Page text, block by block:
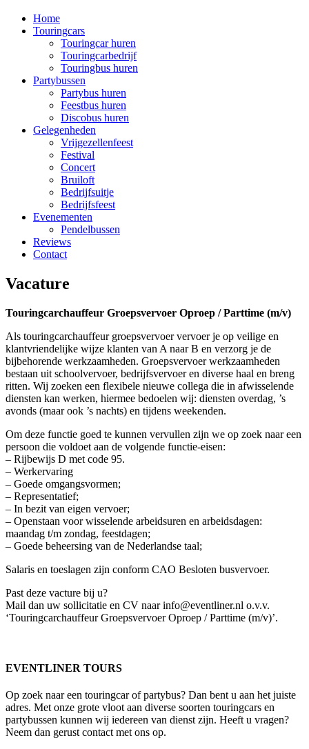
Home
Touringcars
Touringcar huren
Touringcarbedrijf
Touringbus huren
Partybussen
Partybus huren
Feestbus huren
Discobus huren
Gelegenheden
Vrijgezellenfeest
Festival
Concert
Bruiloft
Bedrijfsuitje
Bedrijfsfeest
Evenementen
Pendelbussen
Reviews
Contact
Vacature
Touringcarchauffeur Groepsvervoer Oproep / Parttime (m/v)
Als touringcarchauffeur groepsvervoer vervoer je op veilige en
klantvriendelijke wijze klanten van A naar B en verzorg je de
bijbehorende werkzaamheden. Groepsvervoer werkzaamheden
bestaan uit schoolvervoer, bedrijfsvervoer en diverse haal en breng
ritten. Wij zoeken een flexibele nieuwe collega die in afwisselende
diensten kan werken, hiermee bedoelen wij: diensten overdag, ’s
avonds (maar ook ’s nachts) en tijdens weekenden.
Om deze functie goed te kunnen vervullen zijn we op zoek naar een
persoon die voldoet aan de volgende functie-eisen:
– Rijbewijs D met code 95.
– Werkervaring
– Goede omgangsvormen;
– Representatief;
– In bezit van eigen vervoer;
– Openstaan voor wisselende arbeidsuren en arbeidsdagen:
maandag t/m zondag, feestdagen;
– Goede beheersing van de Nederlandse taal;
Salaris en toeslagen zijn conform CAO Besloten busvervoer.
Past deze vacture bij u?
Mail dan uw sollicitatie en CV naar info@eventliner.nl o.v.v.
‘Touringcarchauffeur Groepsvervoer Oproep / Parttime (m/v)’.
EVENTLINER TOURS
Op zoek naar een touringcar of partybus? Dan bent u aan het juiste
adres. Met onze grote vloot aan diverse soorten touringcars en
partybussen kunnen wij iedereen van dienst zijn. Heeft u vragen?
Neem dan gerust contact met ons op.